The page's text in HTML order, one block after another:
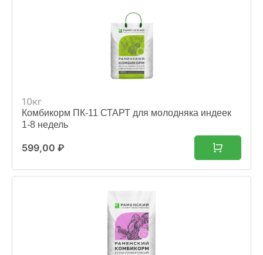
10кг
Комбикорм ПК-11 СТАРТ для молодняка индеек
1-8 недель
599,00 ₽